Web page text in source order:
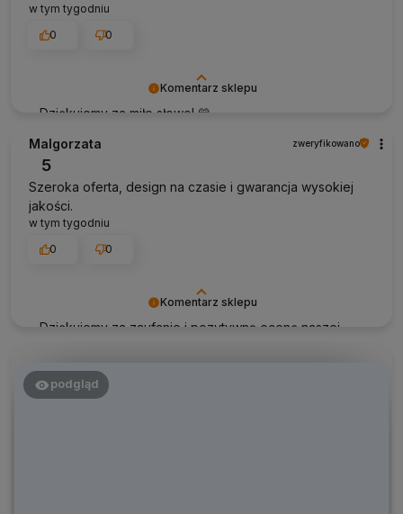
Komentarz sklepu
Dziękujemy za miłe słowo! 💛
w tym tygodniu
0
0
Komentarz sklepu
Dziękujemy za zaufanie i pozytywną ocenę naszej
Malgorzata zweryfikowano
5
Szeroka oferta, design na czasie i gwarancja wysokiej
jakości.
w tym tygodniu
0
0
podgląd